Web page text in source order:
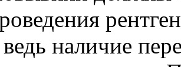
наличие